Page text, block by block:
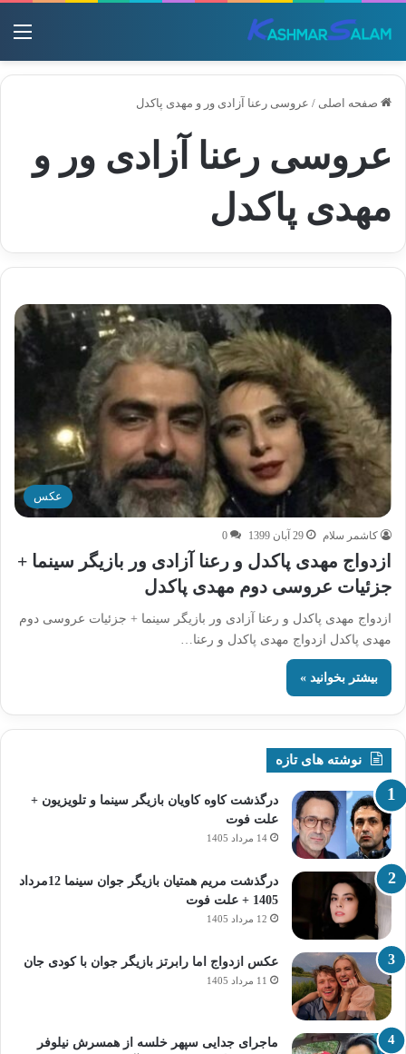
صفحه اصلی / عروسی رعنا آزادی ور و مهدی پاکدل
عروسی رعنا آزادی ور و
مهدی پاکدل
عکس
کاشمر سلام 29 آبان 1399 0
ازدواج مهدی پاکدل و رعنا آزادی ور بازیگر سینما +
جزئیات عروسی دوم مهدی پاکدل
ازدواج مهدی پاکدل و رعنا آزادی ور بازیگر سینما + جزئیات عروسی دوم
مهدی پاکدل ازدواج مهدی پاکدل و رعنا…
بیشتر بخوانید »
نوشته های تازه
درگذشت کاوه کاویان بازیگر سینما و تلویزیون +
علت فوت
14 مرداد 1405
درگذشت مریم همتیان بازیگر جوان سینما 12مرداد
1405 + علت فوت
12 مرداد 1405
عکس ازدواج اما رابرتز بازیگر جوان با کودی جان
11 مرداد 1405
ماجرای جدایی سپهر خلسه از همسرش نیلوفر